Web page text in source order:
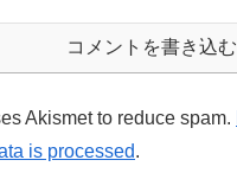
コメントを書き込む
Akismet to reduce spam.
is processed.